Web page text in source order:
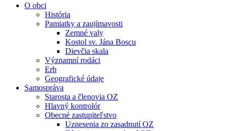
O obci
História
Pamiatky a zaujímavosti
Zemné valy
Kostol sv. Jána Boscu
Dievčia skala
Významní rodáci
Erb
Geografické údaje
Samospráva
Starosta a členovia OZ
Hlavný kontrolór
Obecné zastupiteľstvo
Uznesenia zo zasadnutí OZ